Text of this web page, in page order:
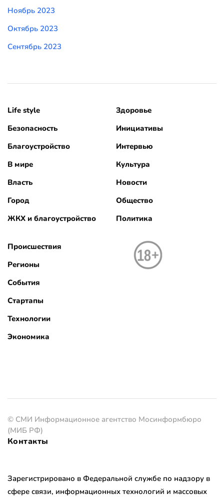
Ноябрь 2023
Октябрь 2023
Сентябрь 2023
Life style
Безопасность
Благоустройство
В мире
Власть
Город
ЖКХ и благоустройство
Здоровье
Инициативы
Интервью
Культура
Новости
Общество
Политика
Происшествия
Регионы
События
Стартапы
Технологии
Экономика
© СМИ Информационное агентство Мосинформбюро
(МИБ РФ)
Контакты
Зарегистрировано в Федеральной службе по надзору в
сфере связи, информационных технологий и массовых